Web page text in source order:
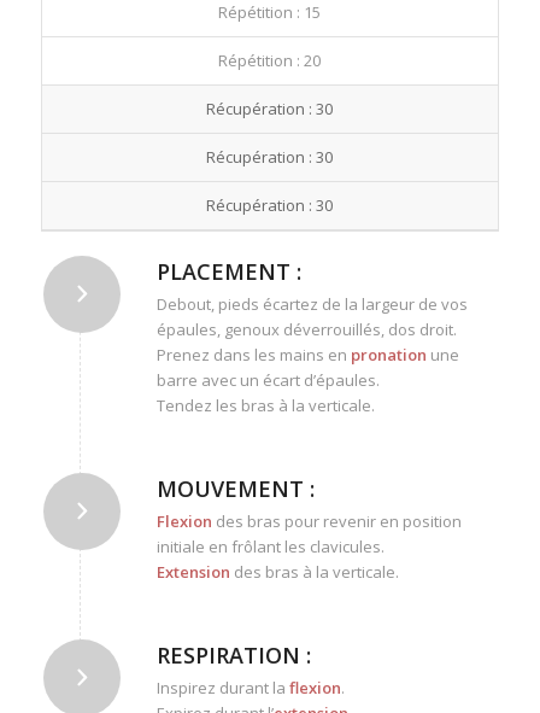
Répétition : 15
Répétition : 20
Récupération : 30
Récupération : 30
Récupération : 30
PLACEMENT :
Debout, pieds écartez de la largeur de vos
épaules, genoux déverrouillés, dos droit.
Prenez dans les mains en pronation une
barre avec un écart d’épaules.
Tendez les bras à la verticale.
MOUVEMENT :
Flexion des bras pour revenir en position
initiale en frôlant les clavicules.
Extension des bras à la verticale.
RESPIRATION :
Inspirez durant la flexion.